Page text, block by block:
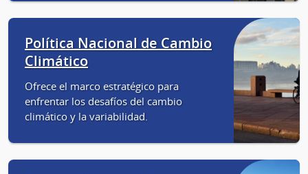
Política Nacional de Cambio
Climático
Ofrece el marco estratégico para
enfrentar los desafíos del cambio
climático y la variabilidad.